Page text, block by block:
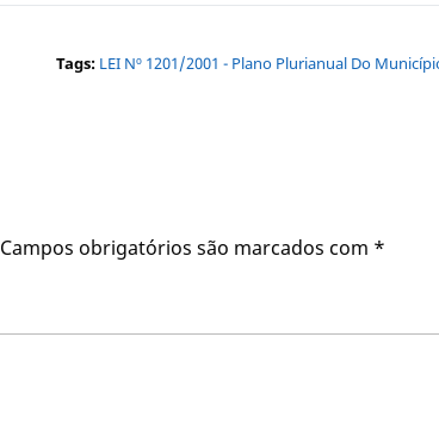
Tags: LEI Nº 1201/2001 - Plano Plurianual Do
Campos obrigatórios são marcados com *